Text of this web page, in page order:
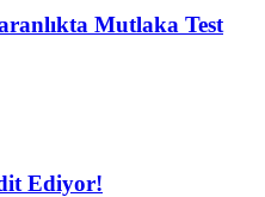
Mutlaka Test
Ediyor!